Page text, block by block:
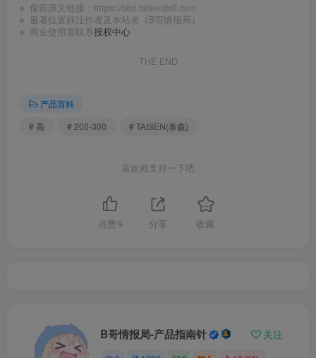
🔹 保留原文链接： https://bbs.taisendoll.com
🔹 显著位置标注作者及本站名（B哥情报局）
🔹 商业使用需联系授权中心
THE END
产品百科
# 高
# 200-300 # TAISEN(泰森)
喜欢就支持一下吧
点赞 9 分享 收藏
B哥情报局-产品指南针 关注